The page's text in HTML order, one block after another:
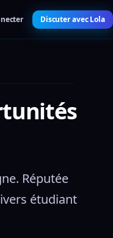
Discuter avec Lola
Réputée
étudiant